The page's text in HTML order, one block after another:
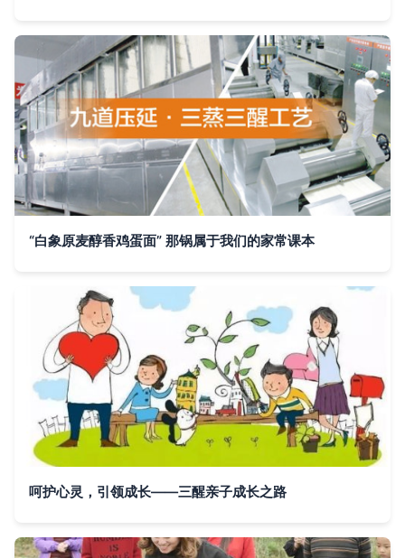
“白象原麦醇香鸡蛋面” 那锅属于我们的家常课本
呵护心灵，引领成长——三醒亲子成长之路